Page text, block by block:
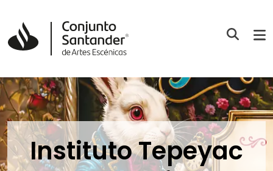
Instituto Tepeyac